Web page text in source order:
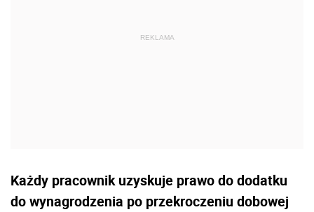
Każdy pracownik uzyskuje prawo do dodatku
do wynagrodzenia po przekroczeniu dobowej